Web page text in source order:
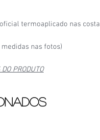
termoaplicado nas
nas fotos)
PRODUTO